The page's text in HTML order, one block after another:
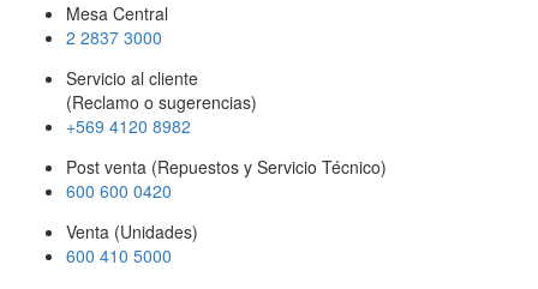
Mesa Central
2 2837 3000
Servicio al cliente
(Reclamo o sugerencias)
+569 4120 8982
Post venta (Repuestos y Servicio Técnico)
600 600 0420
Venta (Unidades)
600 410 5000